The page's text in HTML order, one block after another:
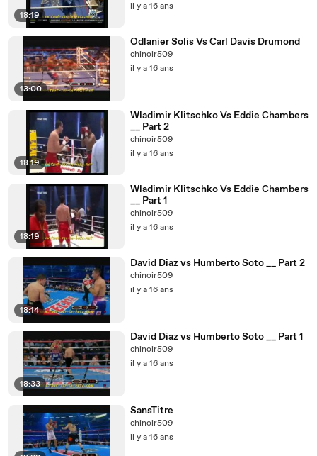
18:19
il y a 16 ans
13:00
Odlanier Solis Vs Carl Davis Drumond
chinoir509
il y a 16 ans
18:19
Wladimir Klitschko Vs Eddie Chambers
__ Part 2
chinoir509
il y a 16 ans
18:19
Wladimir Klitschko Vs Eddie Chambers
__ Part 1
chinoir509
il y a 16 ans
18:14
David Diaz vs Humberto Soto __ Part 2
chinoir509
il y a 16 ans
18:33
David Diaz vs Humberto Soto __ Part 1
chinoir509
il y a 16 ans
SansTitre
chinoir509
il y a 16 ans